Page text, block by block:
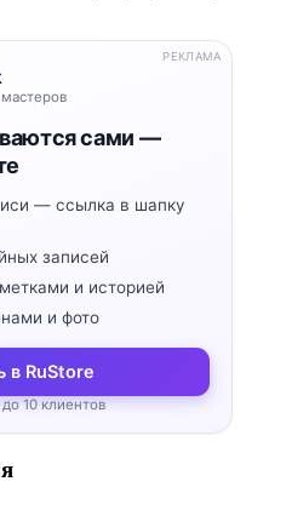
сами —
— ссылка в шапку
записей
и историей
и фото
в RuStore
10 клиентов
РЕКЛАМА